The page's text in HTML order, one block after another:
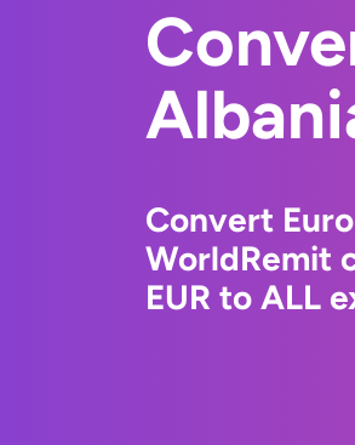
Convert
WorldRemit
EUR to ALL